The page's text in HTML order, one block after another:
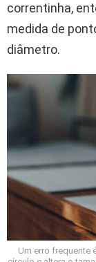
correntinha,
medida de
diâmetro.
Um erro frequente